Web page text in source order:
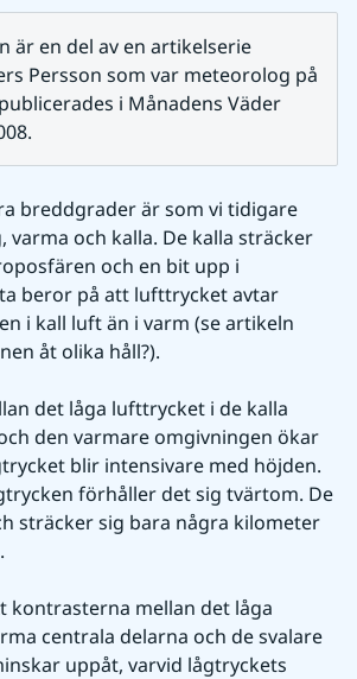
är en del av en artikelserie
Persson som var meteorolog på
i Månadens Väder
breddgrader är som vi tidigare
varma och kalla. De kalla sträcker
och en bit upp i
beror på att lufttrycket avtar
i kall luft än i varm (se artikeln
åt olika håll?).
det låga lufttrycket i de kalla
den varmare omgivningen ökar
blir intensivare med höjden.
förhåller det sig tvärtom. De
sträcker sig bara några kilometer
kontrasterna mellan det låga
centrala delarna och de svalare
uppåt, varvid lågtryckets